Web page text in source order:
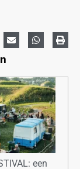
een